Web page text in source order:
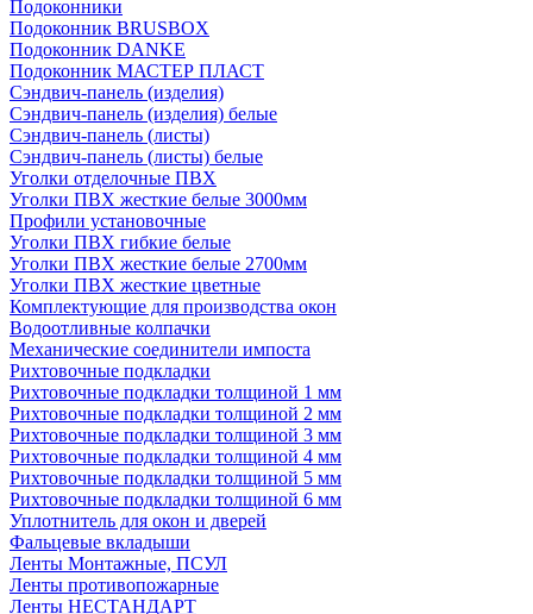
Подоконники
Подоконник BRUSBOX
Подоконник DANKE
Подоконник МАСТЕР ПЛАСТ
Сэндвич-панель (изделия)
Сэндвич-панель (изделия) белые
Сэндвич-панель (листы)
Сэндвич-панель (листы) белые
Уголки отделочные ПВХ
Уголки ПВХ жесткие белые 3000мм
Профили установочные
Уголки ПВХ гибкие белые
Уголки ПВХ жесткие белые 2700мм
Уголки ПВХ жесткие цветные
Комплектующие для производства окон
Водоотливные колпачки
Механические соединители импоста
Рихтовочные подкладки
Рихтовочные подкладки толщиной 1 мм
Рихтовочные подкладки толщиной 2 мм
Рихтовочные подкладки толщиной 3 мм
Рихтовочные подкладки толщиной 4 мм
Рихтовочные подкладки толщиной 5 мм
Рихтовочные подкладки толщиной 6 мм
Уплотнитель для окон и дверей
Фальцевые вкладыши
Ленты Монтажные, ПСУЛ
Ленты противопожарные
Ленты НЕСТАНДАРТ